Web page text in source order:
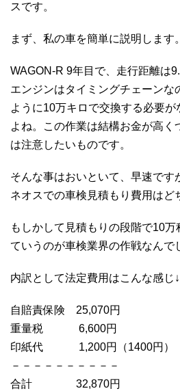
スです。
まず、私の車を簡単に説明します。
WAGON-R 9年目で、走行距離は
エンジンはタイミングチェーンな
ように10万キロで交換する必要
よね。この作業は結構お金が高く
は注意したいものです。
そんな事はおいといて、早速です
ネオスでの車検見積もり費用はど
もしかして見積もりの段階で10
ていうのが車検業界の作戦なんで
内訳として法定費用はこんな感じ↓
自賠責保険 25,070円
重量税 6,600円
印紙代 1,200円（1400円）
－－－－－－－－－－
合計 32,870円